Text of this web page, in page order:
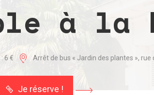
à la
6 € Arrêt de bus « Jardin des plantes », rue
Je réserve !